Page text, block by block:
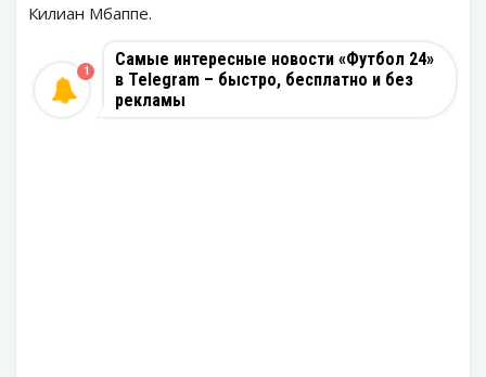
Килиан Мбаппе.
Самые интересные новости «Футбол 24»
в Telegram – быстро, бесплатно и без
рекламы
1